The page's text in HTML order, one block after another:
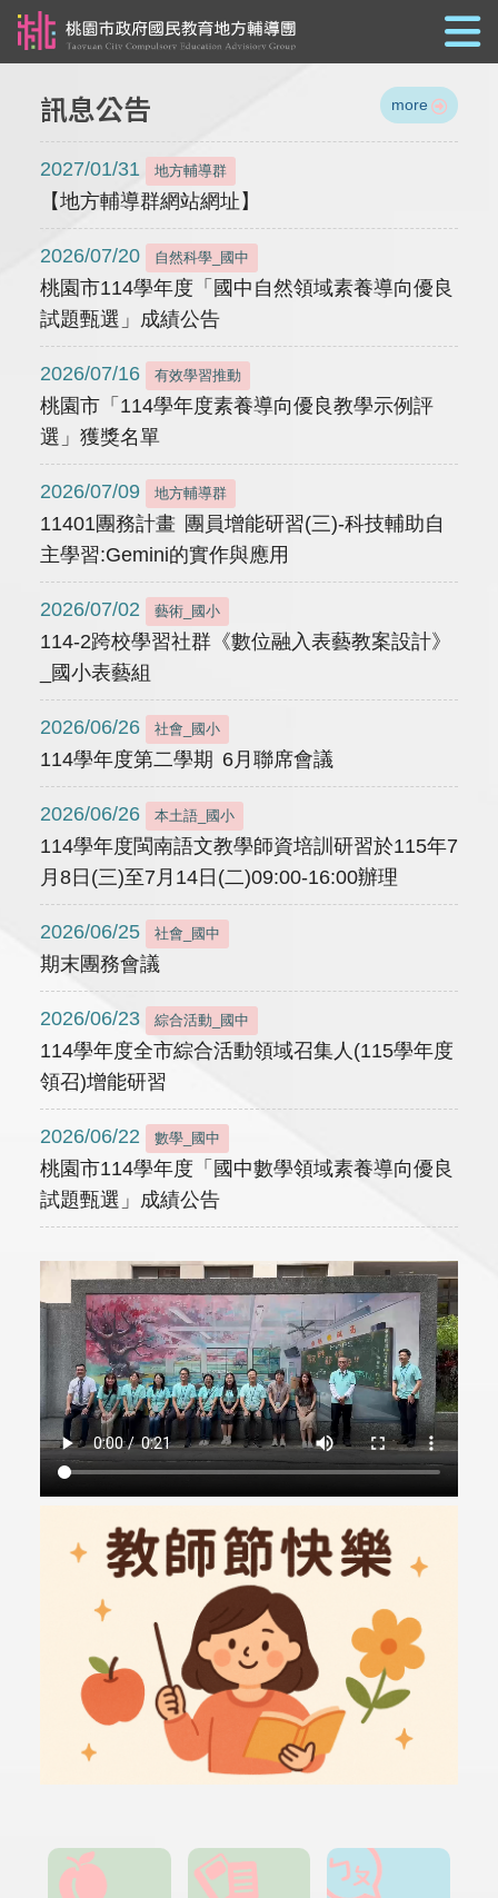
訊息公告 more
2027/01/31 地方輔導群
【地方輔導群網站網址】
2026/07/20 自然科學_國中
桃園市114學年度「國中自然領域素養導向優良
試題甄選」成績公告
2026/07/16 有效學習推動
桃園市「114學年度素養導向優良教學示例評
選」獲獎名單
2026/07/09 地方輔導群
11401團務計畫 團員增能研習(三)-科技輔助自
主學習:Gemini的實作與應用
2026/07/02 藝術_國小
114-2跨校學習社群《數位融入表藝教案設計》
_國小表藝組
2026/06/26 社會_國小
114學年度第二學期 6月聯席會議
2026/06/26 本土語_國小
114學年度閩南語文教學師資培訓研習於115年7
月8日(三)至7月14日(二)09:00-16:00辦理
2026/06/25 社會_國中
期末團務會議
2026/06/23 綜合活動_國中
114學年度全市綜合活動領域召集人(115學年度
領召)增能研習
2026/06/22 數學_國中
桃園市114學年度「國中數學領域素養導向優良
試題甄選」成績公告